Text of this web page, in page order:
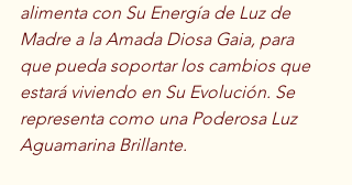
alimenta con Su Energía de Luz de
Madre a la Amada Diosa Gaia, para
que pueda soportar los cambios que
estará viviendo en Su Evolución. Se
representa como una Poderosa Luz
Aguamarina Brillante.